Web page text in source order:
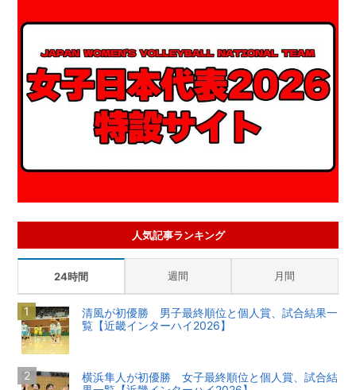
人気記事ランキング
24時間 週間 月間
清風が初優勝 男子最終順位と個人賞、試合結果一
覧【近畿インターハイ2026】
横浜隼人が初優勝 女子最終順位と個人賞、試合結